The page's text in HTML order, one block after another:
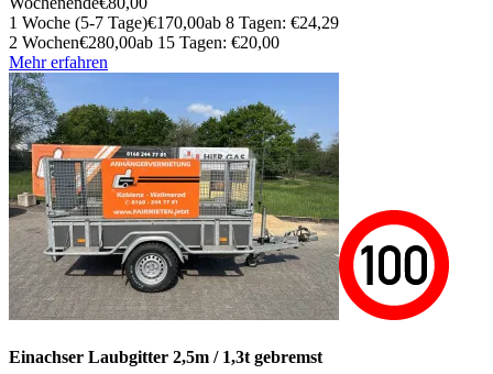
1 Woche (5-7 Tage)€170,00ab 8 Tagen: €24,29
2 Wochen€280,00ab 15 Tagen: €20,00
Mehr erfahren
Einachser Laubgitter 2,5m / 1,3t gebremst